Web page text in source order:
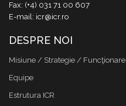
Fax: (+4) 031 71 00 607
E-mail: icr@icr.ro
DESPRE NOI
Misiune / Strategie / Funcţionare
Equipe
Estrutura ICR